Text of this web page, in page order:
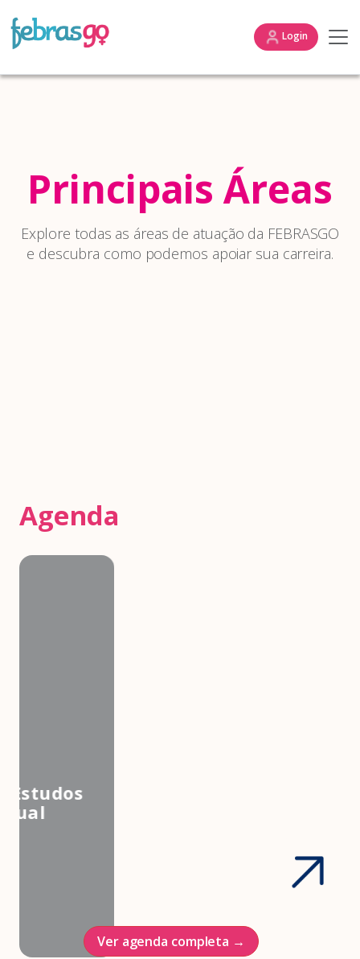
Login
Principais Áreas
Explore todas as áreas de atuação da FEBRASGO
e descubra como podemos apoiar sua carreira.
Agenda
Associação Brasileira de Estudos
em Medicina e Saúde Sexual
Ver agenda completa →